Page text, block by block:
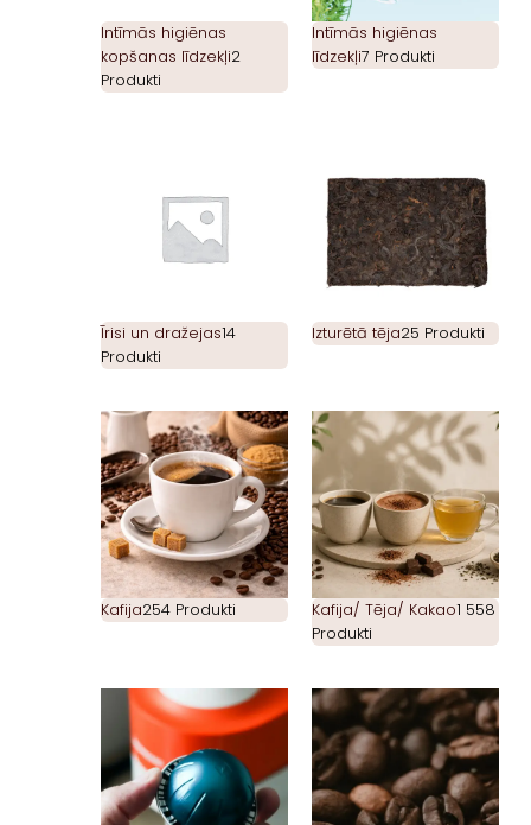
Intīmās higiēnas
kopšanas līdzekļi2
Produkti
Intīmās higiēnas
līdzekļi7 Produkti
Īrisi un dražejas14
Produkti
Izturētā tēja25 Produkti
Kafija254 Produkti Kafija/ Tēja/ Kakao1 558
Produkti